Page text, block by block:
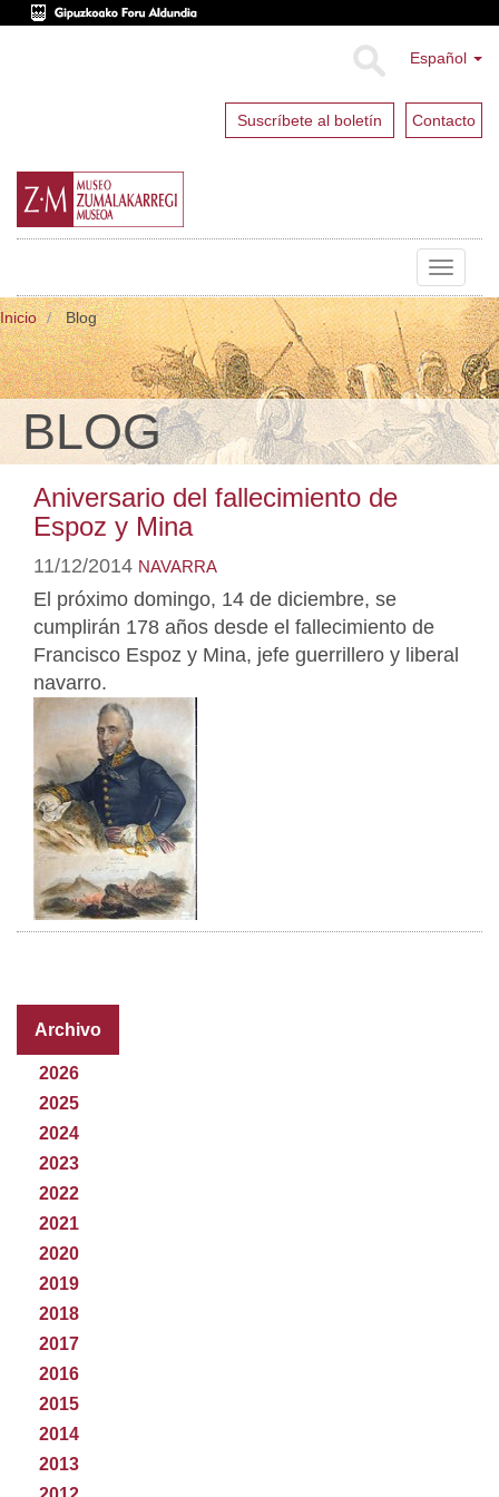
Español
Suscríbete al boletín Contacto
Toggle
Inicio Blog
BLOG
Aniversario del fallecimiento de
Espoz y Mina
11/12/2014 NAVARRA
El próximo domingo, 14 de diciembre, se
cumplirán 178 años desde el fallecimiento de
Francisco Espoz y Mina, jefe guerrillero y liberal
navarro.
Archivo
2026
2025
2024
2023
2022
2021
2020
2019
2018
2017
2016
2015
2014
2013